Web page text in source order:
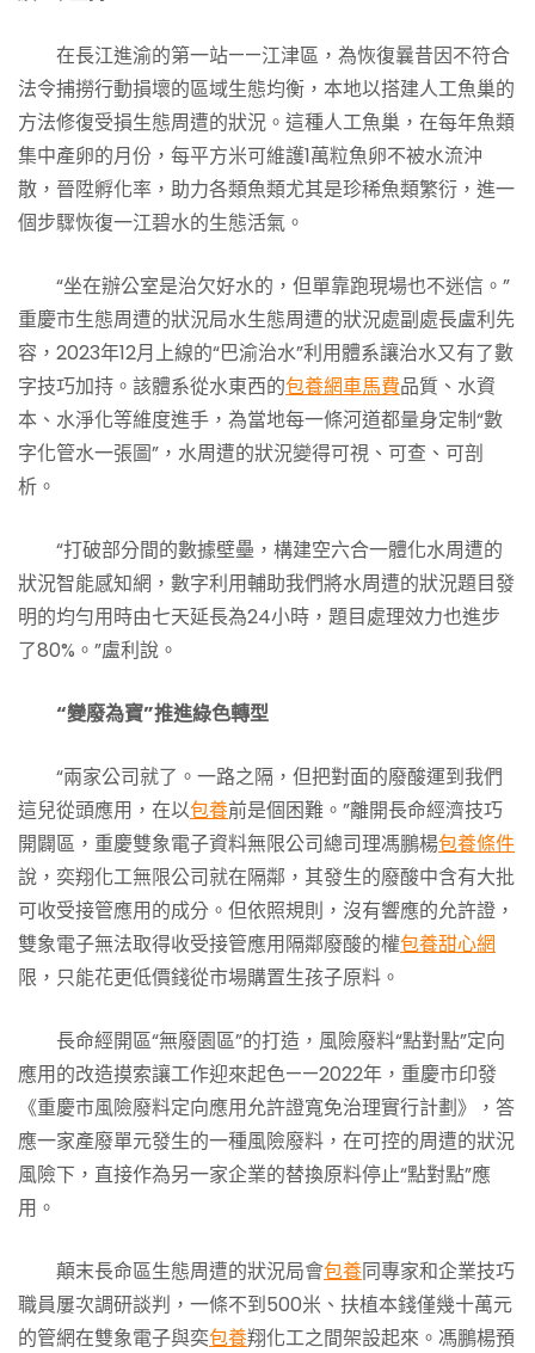
在長江進渝的第一站——江津區，為恢復曩昔因不符合
法令捕撈行動損壞的區域生態均衡，本地以搭建人工魚巢的
方法修復受損生態周遭的狀況。這種人工魚巢，在每年魚類
集中產卵的月份，每平方米可維護1萬粒魚卵不被水流沖
散，晉陞孵化率，助力各類魚類尤其是珍稀魚類繁衍，進一
個步驟恢復一江碧水的生態活氣。
“坐在辦公室是治欠好水的，但單靠跑現場也不迷信。”
重慶市生態周遭的狀況局水生態周遭的狀況處副處長盧利先
容，2023年12月上線的“巴渝治水”利用體系讓治水又有了數
字技巧加持。該體系從水東西的包養網車馬費品質、水資
本、水淨化等維度進手，為當地每一條河道都量身定制“數
字化管水一張圖”，水周遭的狀況變得可視、可查、可剖
析。
“打破部分間的數據壁壘，構建空六合一體化水周遭的
狀況智能感知網，數字利用輔助我們將水周遭的狀況題目發
明的均勻用時由七天延長為24小時，題目處理效力也進步
了80%。”盧利說。
“變廢為寶”推進綠色轉型
“兩家公司就了。一路之隔，但把對面的廢酸運到我們
這兒從頭應用，在以包養前是個困難。”離開長命經濟技巧
開闢區，重慶雙象電子資料無限公司總司理馮鵬楊包養條件
說，奕翔化工無限公司就在隔鄰，其發生的廢酸中含有大批
可收受接管應用的成分。但依照規則，沒有響應的允許證，
雙象電子無法取得收受接管應用隔鄰廢酸的權包養甜心網
限，只能花更低價錢從市場購置生孩子原料。
長命經開區“無廢園區”的打造，風險廢料“點對點”定向
應用的改造摸索讓工作迎來起色——2022年，重慶市印發
《重慶市風險廢料定向應用允許證寬免治理實行計劃》，答
應一家產廢單元發生的一種風險廢料，在可控的周遭的狀況
風險下，直接作為另一家企業的替換原料停止“點對點”應
用。
顛末長命區生態周遭的狀況局會包養同專家和企業技巧
職員屢次調研談判，一條不到500米、扶植本錢僅幾十萬元
的管網在雙象電子與奕包養翔化工之間架設起來。馮鵬楊預